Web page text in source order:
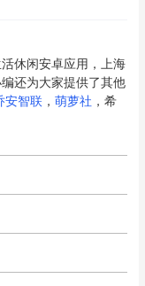
休闲安卓应用，上海
还为大家提供了其他
安智联 ， 萌萝社 ，希